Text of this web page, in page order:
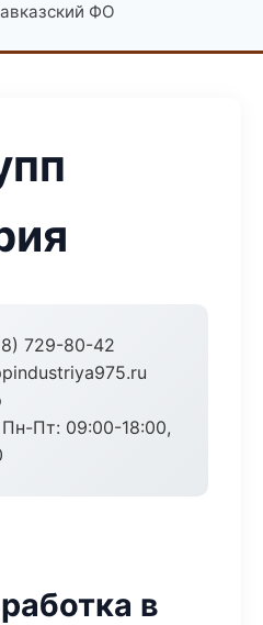
ФО
729-80-42
Пн-Пт: 09:00-18:00,
в